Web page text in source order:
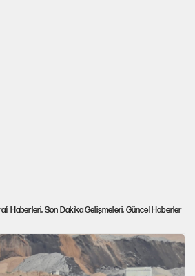
Haberleri, Son Dakika Gelişmeleri, Güncel Haberler
düştük'